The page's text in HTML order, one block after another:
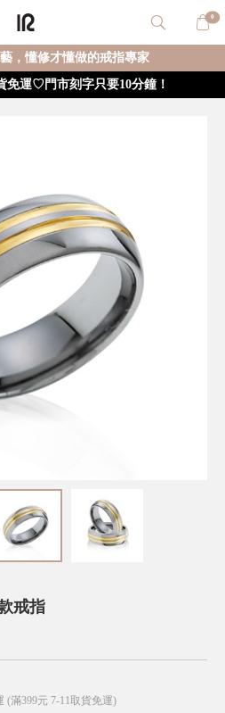
0
，懂修才懂做的戒指專家
免運♡門市刻字只要10分鐘！
戒指
(滿399元 7-11取貨免運)